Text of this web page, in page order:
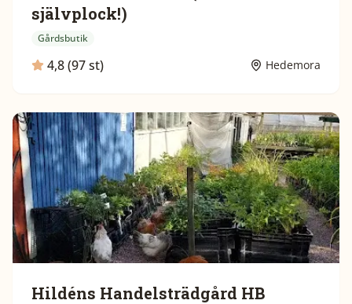
självplock!)
Gårdsbutik
4,8 (97 st) Hedemora
Hildéns Handelsträdgård HB